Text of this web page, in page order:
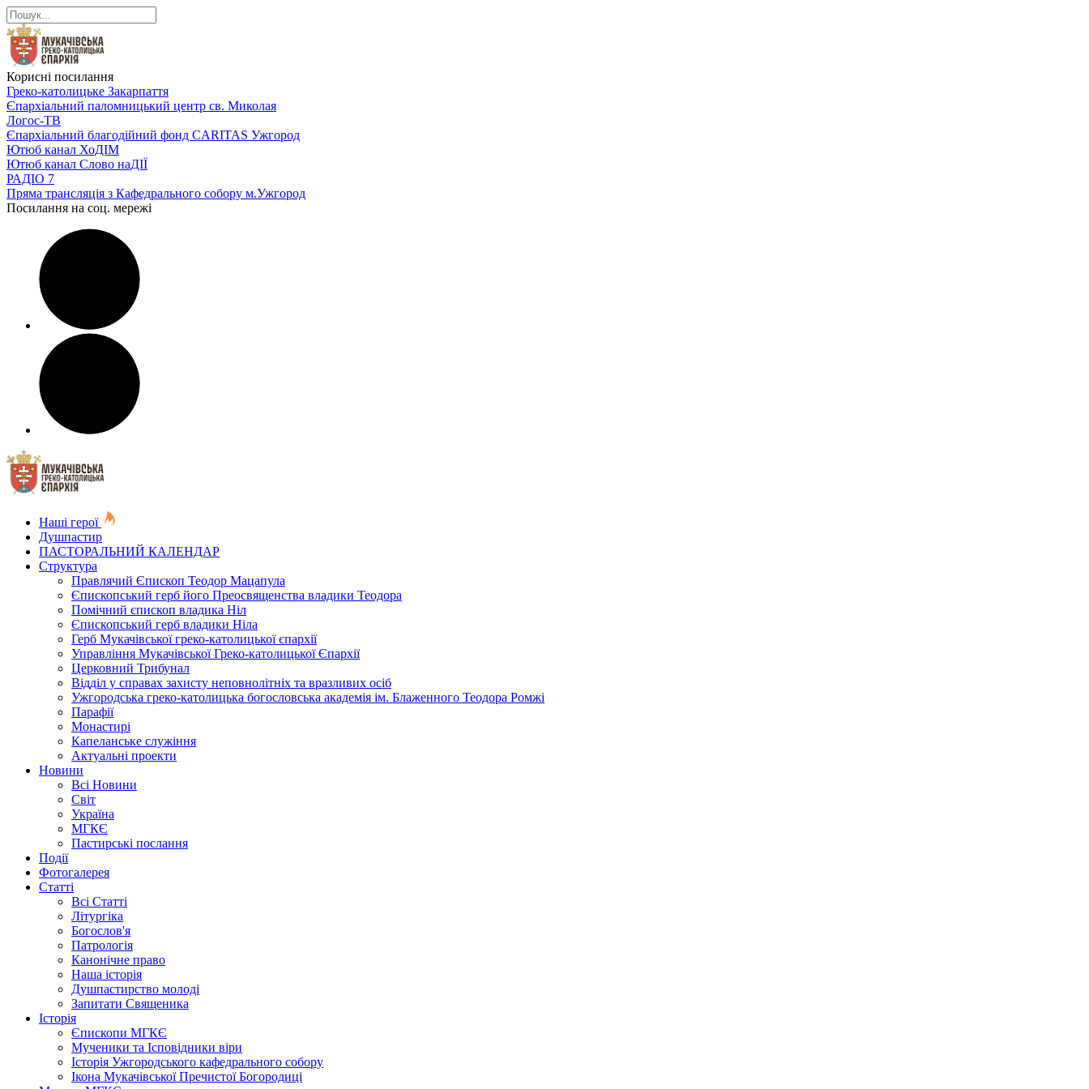
Корисні посилання
Греко-католицьке Закарпаття
Єпархіальний паломницький центр св. Миколая
Логос-ТВ
Єпархіальний благодійний фонд CARITAS Ужгород
Ютюб канал ХоДІМ
Ютюб канал Слово наДІЇ
РАДІО 7
Пряма трансляція з Кафедрального собору м.Ужгород
Посилання на соц. мережі
Наші герої
Душпастир
ПАСТОРАЛЬНИЙ КАЛЕНДАР
Структура
Правлячий Єпископ Теодор Мацапула
Єпископський герб його Преосвященства владики Теодора
Помічний єпископ владика Ніл
Єпископський герб владики Ніла
Герб Мукачівської греко-католицької єпархії
Управління Мукачівської Греко-католицької Єпархії
Церковний Трибунал
Відділ у справах захисту неповнолітніх та вразливих осіб
Ужгородська греко-католицька богословська академія ім. Блаженного Теодора Ромжі
Парафії
Монастирі
Капеланське служіння
Актуальні проекти
Новини
Всі Новини
Світ
Україна
МГКЄ
Пастирські послання
Події
Фотогалерея
Статті
Всі Статті
Літургіка
Богослов'я
Патрологія
Канонічне право
Наша історія
Душпастирство молоді
Запитати Священика
Історія
Єпископи МГКЄ
Мученики та Ісповідники віри
Історія Ужгородського кафедрального собору
Ікона Мукачівської Пречистої Богородиці